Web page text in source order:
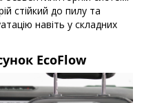
стійкий до пилу та
навіть у складних
EcoFlow